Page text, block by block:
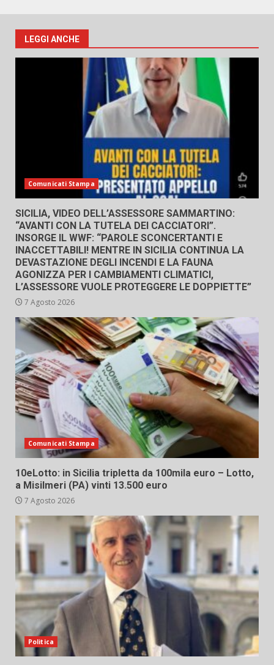
LEGGI ANCHE
Comunicati Stampa
SICILIA, VIDEO DELL’ASSESSORE SAMMARTINO:
“AVANTI CON LA TUTELA DEI CACCIATORI”.
INSORGE IL WWF: “PAROLE SCONCERTANTI E
INACCETTABILI! MENTRE IN SICILIA CONTINUA LA
DEVASTAZIONE DEGLI INCENDI E LA FAUNA
AGONIZZA PER I CAMBIAMENTI CLIMATICI,
L’ASSESSORE VUOLE PROTEGGERE LE DOPPIETTE”
7 Agosto 2026
Comunicati Stampa
10eLotto: in Sicilia tripletta da 100mila euro – Lotto,
a Misilmeri (PA) vinti 13.500 euro
7 Agosto 2026
Politica